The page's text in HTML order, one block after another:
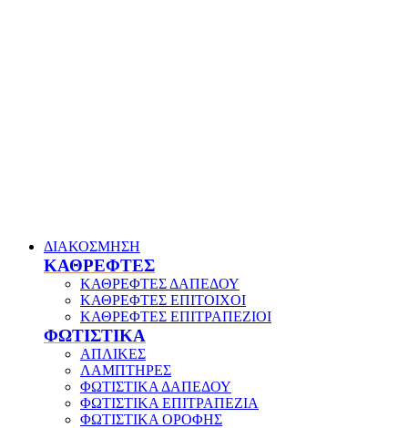
ΔΙΑΚΟΣΜΗΣΗ
ΚΑΘΡΕΦΤΕΣ
ΚΑΘΡΕΦΤΕΣ ΔΑΠΕΔΟΥ
ΚΑΘΡΕΦΤΕΣ ΕΠΙΤΟΙΧΟΙ
ΚΑΘΡΕΦΤΕΣ ΕΠΙΤΡΑΠΕΖΙΟΙ
ΦΩΤΙΣΤΙΚΑ
ΑΠΛΙΚΕΣ
ΛΑΜΠΤΗΡΕΣ
ΦΩΤΙΣΤΙΚΑ ΔΑΠΕΔΟΥ
ΦΩΤΙΣΤΙΚΑ ΕΠΙΤΡΑΠΕΖΙΑ
ΦΩΤΙΣΤΙΚΑ ΟΡΟΦΗΣ